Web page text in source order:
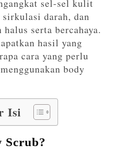
sel-sel kulit
darah, dan
serta bercahaya.
hasil yang
cara yang perlu
body
Isi
Scrub?